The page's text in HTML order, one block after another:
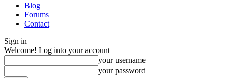
Blog
Forums
Contact
Sign in
Welcome! Log into your account
your username
your password